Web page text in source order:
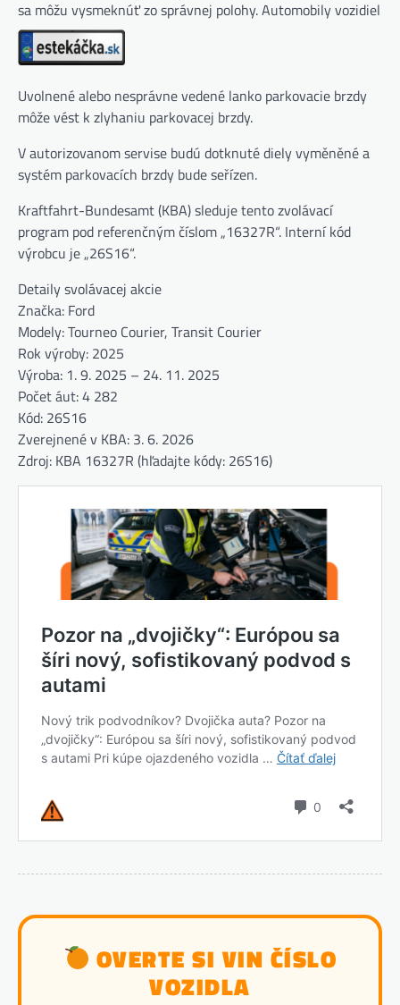
sa môžu vysmeknúť zo správnej polohy. Automobily vozidiel
Uvolnené alebo nesprávne vedené lanko parkovacie brzdy
môže vést k zlyhaniu parkovacej brzdy.
V autorizovanom servise budú dotknuté diely vyměněné a
systém parkovacích brzdy bude seřízen.
Kraftfahrt-Bundesamt (KBA) sleduje tento zvolávací
program pod referenčným číslom „16327R“. Interní kód
výrobcu je „26S16“.
Detaily svolávacej akcie
Značka: Ford
Modely: Tourneo Courier, Transit Courier
Rok výroby: 2025
Výroba: 1. 9. 2025 – 24. 11. 2025
Počet áut: 4 282
Kód: 26S16
Zverejnené v KBA: 3. 6. 2026
Zdroj: KBA 16327R (hľadajte kódy: 26S16)
OVERTE SI VIN ČÍSLO
VOZIDLA